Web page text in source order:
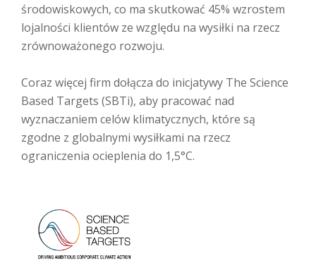
środowiskowych, co ma skutkować 45% wzrostem
lojalności klientów ze względu na wysiłki na rzecz
zrównoważonego rozwoju.
Coraz więcej firm dołącza do inicjatywy The Science
Based Targets (SBTi), aby pracować nad
wyznaczaniem celów klimatycznych, które są
zgodne z globalnymi wysiłkami na rzecz
ograniczenia ocieplenia do 1,5°C.